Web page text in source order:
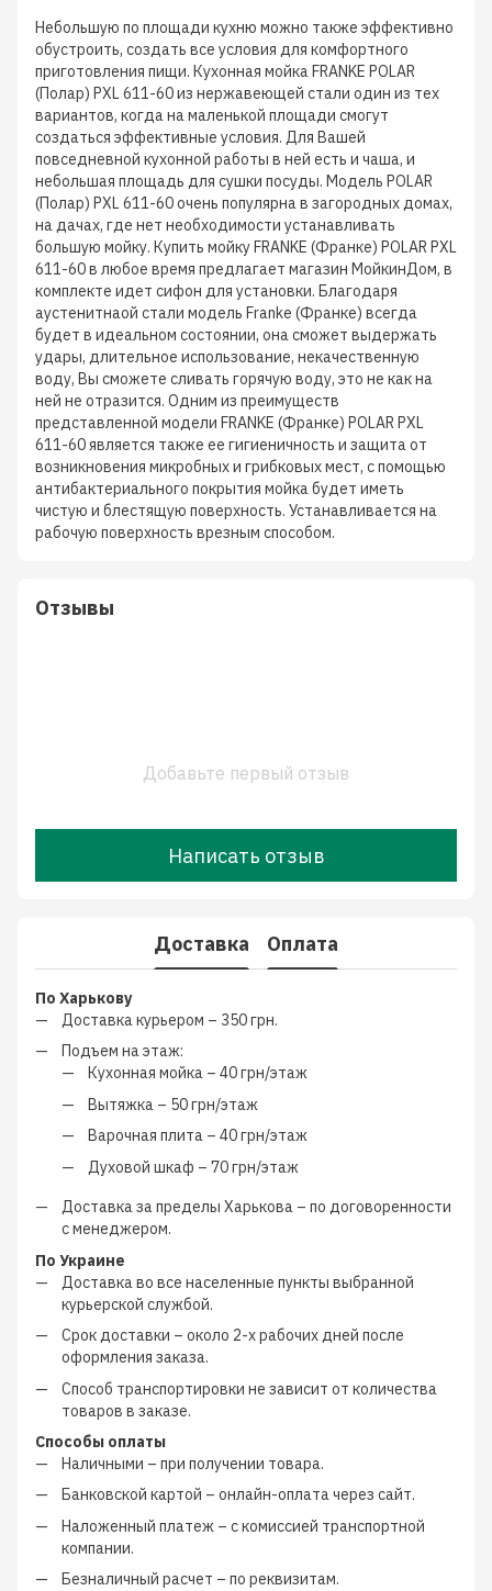
Небольшую по площади кухню можно также эффективно
обустроить, создать все условия для комфортного
приготовления пищи. Кухонная мойка FRANKE POLAR
(Полар) PXL 611-60 из нержавеющей стали один из тех
вариантов, когда на маленькой площади смогут
создаться эффективные условия. Для Вашей
повседневной кухонной работы в ней есть и чаша, и
небольшая площадь для сушки посуды. Модель POLAR
(Полар) PXL 611-60 очень популярна в загородных домах,
на дачах, где нет необходимости устанавливать
большую мойку. Купить мойку FRANKE (Франке) POLAR PXL
611-60 в любое время предлагает магазин МойкинДом, в
комплекте идет сифон для установки. Благодаря
аустенитнаой стали модель Franke (Франке) всегда
будет в идеальном состоянии, она сможет выдержать
удары, длительное использование, некачественную
воду, Вы сможете сливать горячую воду, это не как на
ней не отразится. Одним из преимуществ
представленной модели FRANKE (Франке) POLAR PXL
611-60 является также ее гигиеничность и защита от
возникновения микробных и грибковых мест, с помощью
антибактериального покрытия мойка будет иметь
чистую и блестящую поверхность. Устанавливается на
рабочую поверхность врезным способом.
Отзывы
Добавьте первый отзыв
Написать отзыв
Доставка Оплата
По Харькову
Доставка курьером – 350 грн.
Подъем на этаж:
Кухонная мойка – 40 грн/этаж
Вытяжка – 50 грн/этаж
Варочная плита – 40 грн/этаж
Духовой шкаф – 70 грн/этаж
Доставка за пределы Харькова – по договоренности
с менеджером.
По Украине
Доставка во все населенные пункты выбранной
курьерской службой.
Срок доставки – около 2-х рабочих дней после
оформления заказа.
Способ транспортировки не зависит от количества
товаров в заказе.
Способы оплаты
Наличными – при получении товара.
Банковской картой – онлайн-оплата через сайт.
Наложенный платеж – скомиссией транспортной
компании.
Безналичный расчет – по реквизитам.